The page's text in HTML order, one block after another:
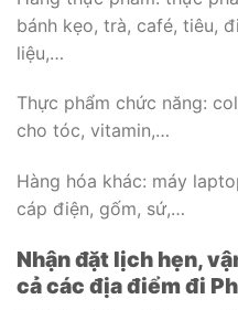
bánh kẹo, trà, café, tiêu,
liệu,…
Thực phẩm chức năng:
cho tóc, vitamin,…
Hàng hóa khác: máy
cáp điện, gốm, sứ,…
Nhận đặt lịch hẹn,
cả các địa điểm đi